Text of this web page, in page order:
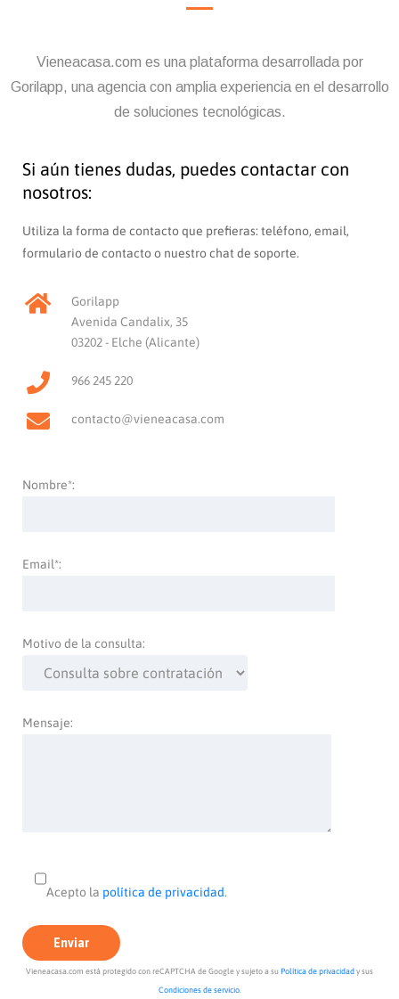
Vieneacasa.com es una plataforma desarrollada por
Gorilapp, una agencia con amplia experiencia en el desarrollo
de soluciones tecnológicas.
Si aún tienes dudas, puedes contactar con
nosotros:
Utiliza la forma de contacto que prefieras: teléfono, email,
formulario de contacto o nuestro chat de soporte.
Gorilapp
Avenida Candalix, 35
03202 - Elche (Alicante)
966 245 220
contacto@vieneacasa.com
Nombre*:
Email*:
Motivo de la consulta:
Mensaje:
Acepto la política de privacidad.
Vieneacasa.com está protegido con reCAPTCHA de Google y sujeto a su Política de privacidad y sus
Condiciones de servicio.